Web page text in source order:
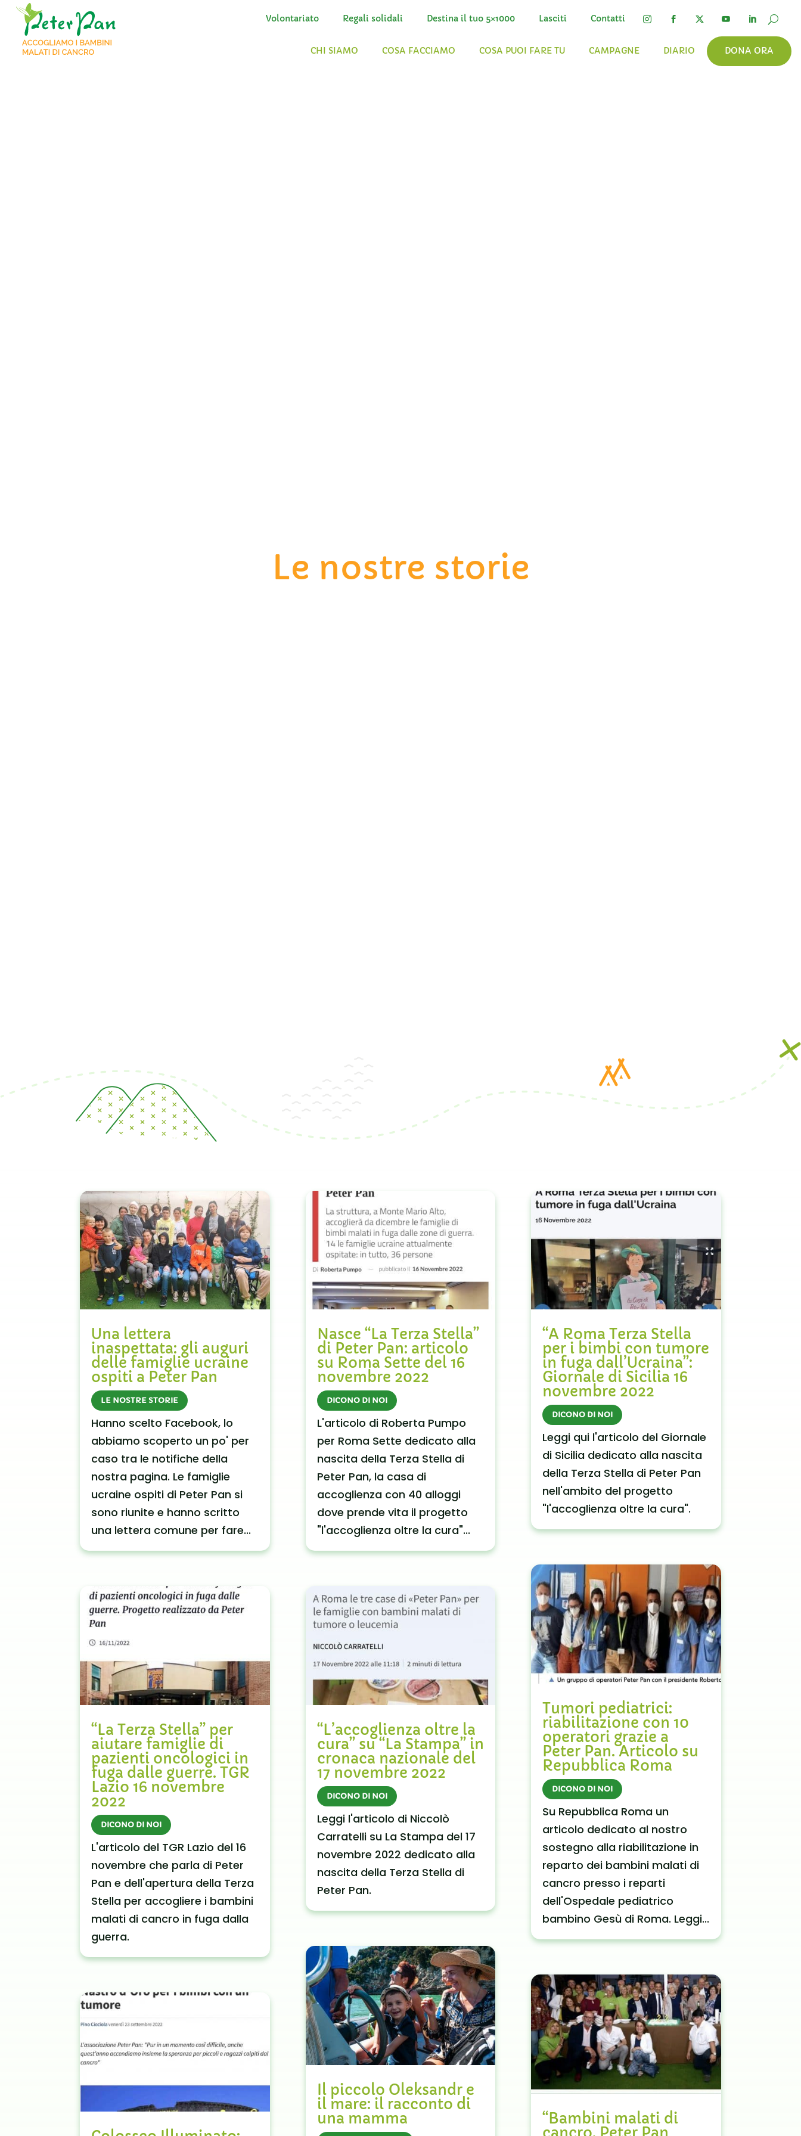
Volontariato Regali solidali Destina il tuo 5×1000 Lasciti Contatti    
CHI SIAMO COSA FACCIAMO COSA PUOI FARE TU CAMPAGNE DIARIO DONA ORA
Le nostre storie
Una lettera
inaspettata: gli auguri
delle famiglie ucraine
ospiti a Peter Pan
LE NOSTRE STORIE
Hanno scelto Facebook, lo
abbiamo scoperto un po' per
caso tra le notifiche della
nostra pagina. Le famiglie
ucraine ospiti di Peter Pan si
sono riunite e hanno scritto
una lettera comune per fare...
“La Terza Stella” per
aiutare famiglie di
pazienti oncologici in
fuga dalle guerre. TGR
Lazio 16 novembre
2022
DICONO DI NOI
L'articolo del TGR Lazio del 16
novembre che parla di Peter
Pan e dell'apertura della Terza
Stella per accogliere i bambini
malati di cancro in fuga dalla
guerra.
Nasce “La Terza Stella”
di Peter Pan: articolo
su Roma Sette del 16
novembre 2022
DICONO DI NOI
L'articolo di Roberta Pumpo
per Roma Sette dedicato alla
nascita della Terza Stella di
Peter Pan, la casa di
accoglienza con 40 alloggi
dove prende vita il progetto
"l'accoglienza oltre la cura"...
“L’accoglienza oltre la
cura” su “La Stampa” in
cronaca nazionale del
17 novembre 2022
DICONO DI NOI
Leggi l'articolo di Niccolò
Carratelli su La Stampa del 17
novembre 2022 dedicato alla
nascita della Terza Stella di
Peter Pan.
Il piccolo Oleksandr e
il mare: il racconto di
una mamma
“A Roma Terza Stella
per i bimbi con tumore
in fuga dall’Ucraina”:
Giornale di Sicilia 16
novembre 2022
DICONO DI NOI
Leggi qui l'articolo del Giornale
di Sicilia dedicato alla nascita
della Terza Stella di Peter Pan
nell'ambito del progetto
"l'accoglienza oltre la cura".
Tumori pediatrici:
riabilitazione con 10
operatori grazie a
Peter Pan. Articolo su
Repubblica Roma
DICONO DI NOI
Su Repubblica Roma un
articolo dedicato al nostro
sostegno alla riabilitazione in
reparto dei bambini malati di
cancro presso i reparti
dell'Ospedale pediatrico
bambino Gesù di Roma. Leggi...
“Bambini malati di